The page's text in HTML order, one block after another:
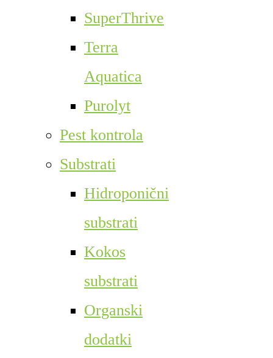
SuperThrive
Terra
Aquatica
Purolyt
Pest kontrola
Substrati
Hidroponični
substrati
Kokos
substrati
Organski
dodatki